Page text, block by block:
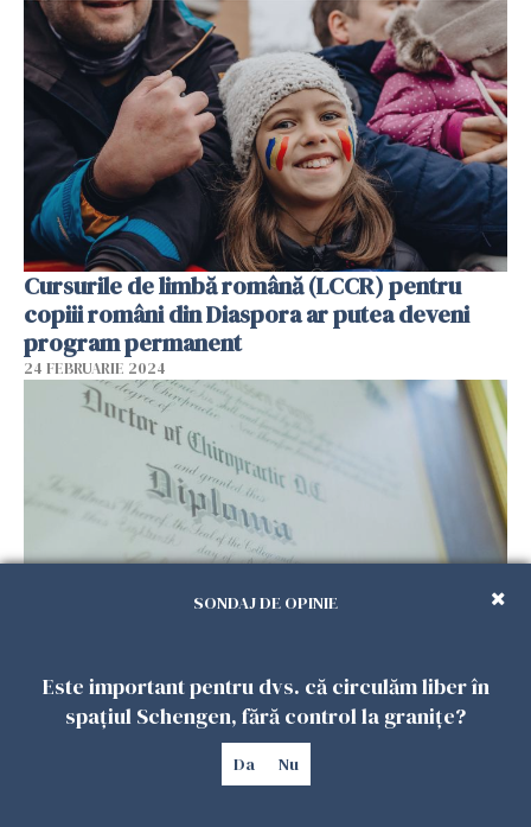
Cursurile de limbă română (LCCR) pentru
copiii români din Diaspora ar putea deveni
program permanent
24 FEBRUARIE 2024
țările din UE. Despre ce categorie de
lucrători e vorba
SONDAJ DE OPINIE
Este important pentru dvs. că circulăm liber în
spațiul Schengen, fără control la granițe?
Da Nu